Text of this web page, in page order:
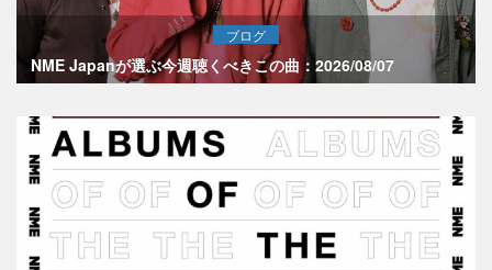
ブログ
NME Japanが選ぶ今週聴くべきこの曲：2026/08/07